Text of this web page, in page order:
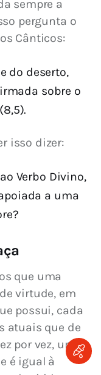
sempre a
pergunta o
Cânticos:
do deserto,
sobre o
isso dizer:
Verbo Divino,
a uma
que uma
virtude, em
possui, cada
atuais que de
por vez, um
é igual à